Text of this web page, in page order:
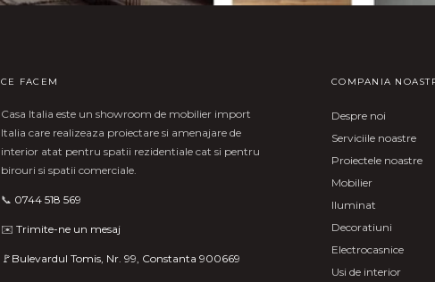
CE FACEM
Casa Italia este un showroom de mobilier import
Italia care realizeaza proiectare si amenajare de
interior atat pentru spatii rezidentiale cat si pentru
birouri si spatii comerciale.
📞 0744 518 569
✉️ Trimite-ne un mesaj
🚩Bulevardul Tomis, Nr. 99, Constanta 900669
COMPANIA
Despre noi
Serviciile noastre
Proiectele noastre
Mobilier
Iluminat
Decoratiuni
Electrocasnice
Usi de interior